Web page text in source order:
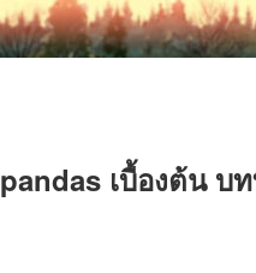
เบื้องต้น บ